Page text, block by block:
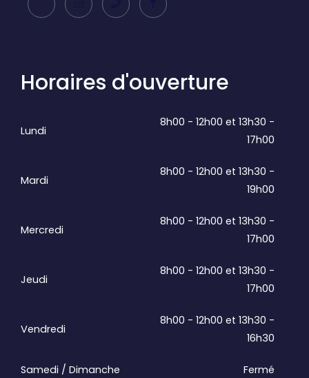
Horaires d'ouverture
Lundi
8h00 - 12h00 et 13h30 -
17h00
Mardi
8h00 - 12h00 et 13h30 -
19h00
Mercredi
8h00 - 12h00 et 13h30 -
17h00
Jeudi
8h00 - 12h00 et 13h30 -
17h00
Vendredi
8h00 - 12h00 et 13h30 -
16h30
Samedi / Dimanche Fermé